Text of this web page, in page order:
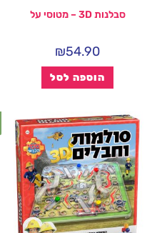
סבלנות 3D – מטוסי על
₪54.90
הוספה לסל